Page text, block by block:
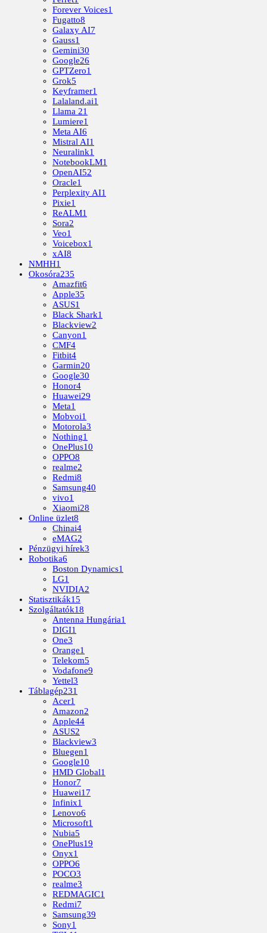
Forever Voices1
Fugatto8
Galaxy AI7
Gauss1
Gemini30
Google26
GPTZero1
Grok5
Keyframer1
Lalaland.ai1
Llama 21
Lumiere1
Meta AI6
Mistral AI1
Neuralink1
NotebookLM1
OpenAI52
Oracle1
Perplexity AI1
Pixie1
ReALM1
Sora2
Veo1
Voicebox1
xAI8
NMHH1
Okosóra235
Amazfit6
Apple35
ASUS1
Black Shark1
Blackview2
Canyon1
CMF4
Fitbit4
Garmin20
Google30
Honor4
Huawei29
Meta1
Mobvoi1
Motorola3
Nothing1
OnePlus10
OPPO8
realme2
Redmi8
Samsung40
vivo1
Xiaomi28
Online üzlet8
Chinai4
eMAG2
Pénzügyi hírek3
Robotika6
Boston Dynamics1
LG1
NVIDIA2
Statisztikák15
Szolgáltatók18
Antenna Hungária1
DIGI1
One3
Orange1
Telekom5
Vodafone9
Yettel3
Táblagép231
Acer1
Amazon2
Apple44
ASUS2
Blackview3
Bluegen1
Google10
HMD Global1
Honor7
Huawei17
Infinix1
Lenovo6
Microsoft1
Nubia5
OnePlus19
Onyx1
OPPO6
POCO3
realme3
REDMAGIC1
Redmi7
Samsung39
Sony1